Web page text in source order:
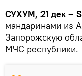
СУХУМ, 21 дек –
мандаринами из
Запорожскую
МЧС республики.